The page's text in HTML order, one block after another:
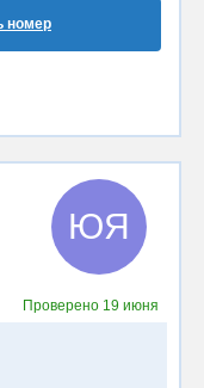
номер
ЮЯ
Проверено 19 июня